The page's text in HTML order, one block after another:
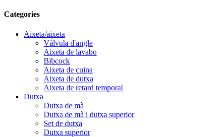
Categories
Aixeta/aixeta
Vàlvula d'angle
Aixeta de lavabo
Bibcock
Aixeta de cuina
Aixeta de dutxa
Aixeta de retard temporal
Dutxa
Dutxa de mà
Dutxa de mà i dutxa superior
Set de dutxa
Dutxa superior